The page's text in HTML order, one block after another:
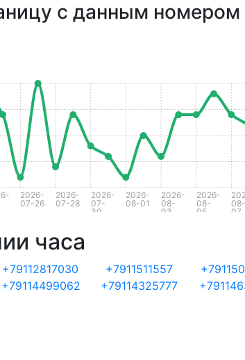
с данным номером
2026-
07-26
2026-
07-28
2026-
07-
30
2026-
08-01
2026-
08-
03
2026-
08-
05
08-
07
часа
+79112817030 +7911511557
+79114499062 +79114325777